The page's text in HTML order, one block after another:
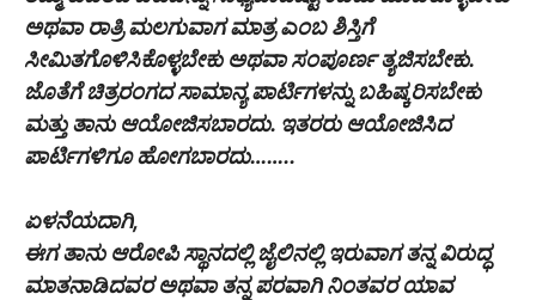
ಅಥವಾ ರಾತ್ರಿ ಮಲಗುವಾಗ ಮಾತ್ರ ಎಂಬ ಶಿಸ್ತಿಗೆ
ಸೀಮಿತಗೊಳಿಸಿಕೊಳ್ಳಬೇಕು ಅಥವಾ ಸಂಪೂರ್ಣ ತ್ಯಜಿಸಬೇಕು.
ಜೊತೆಗೆ ಚಿತ್ರರಂಗದ ಸಾಮಾನ್ಯ ಪಾರ್ಟಿಗಳನ್ನು ಬಹಿಷ್ಕರಿಸಬೇಕು
ಮತ್ತು ತಾನು ಆಯೋಜಿಸಬಾರದು. ಇತರರು ಆಯೋಜಿಸಿದ
ಪಾರ್ಟಿಗಳಿಗೂ ಹೋಗಬಾರದು……..
ಏಳನೆಯದಾಗಿ,
ಈಗ ತಾನು ಆರೋಪಿ ಸ್ಥಾನದಲ್ಲಿ ಜೈಲಿನಲ್ಲಿ ಇರುವಾಗ ತನ್ನ ವಿರುದ್ಧ
ಮಾತನಾಡಿದವರ ಅಥವಾ ತನ್ನ ಪರವಾಗಿ ನಿಂತವರ ಯಾವ